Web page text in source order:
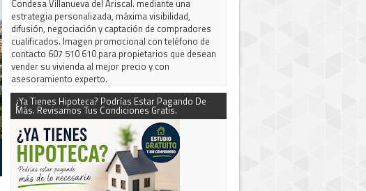
Condesa Villanueva del Ariscal. mediante una
estrategia personalizada, máxima visibilidad,
difusión, negociación y captación de compradores
cualificados. Imagen promocional con teléfono de
contacto 607 510 610 para propietarios que desean
vender su vivienda al mejor precio y con
asesoramiento experto.
¿Ya Tienes Hipoteca? Podrías Estar Pagando De
Más. Revisamos Tus Condiciones Gratis.